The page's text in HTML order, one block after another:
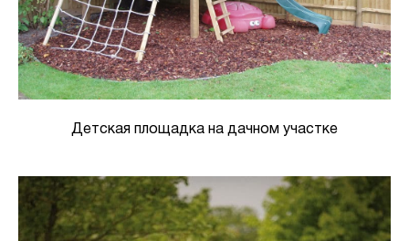
Детская площадка на дачном участке